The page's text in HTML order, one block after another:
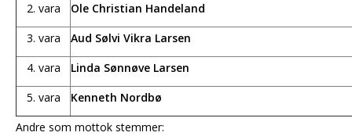
2. vara
Ole Christian Handeland
3. vara
Aud Sølvi Vikra Larsen
4. vara
Linda Sønnøve Larsen
5. vara
Kenneth Nordbø
Andre som mottok stemmer: